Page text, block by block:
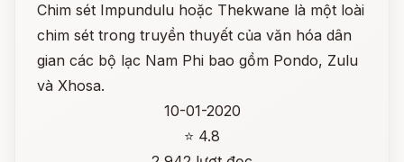
Chim sét Impundulu hoặc Thekwane là một loài
chim sét trong truyền thuyết của văn hóa dân
gian các bộ lạc Nam Phi bao gồm Pondo, Zulu
và Xhosa.
10-01-2020
⭐ 4.8